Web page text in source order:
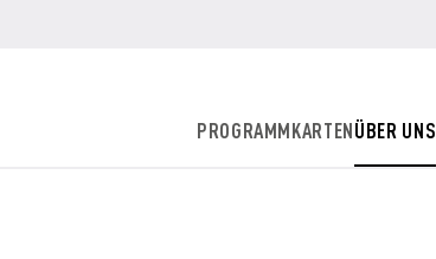
PROGRAMMKARTENÜBER UNS